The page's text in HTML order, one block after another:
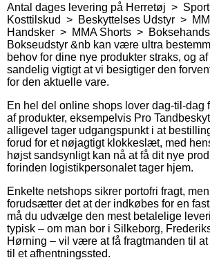
Antal dages levering på Herretøj >
Kosttilskud > Beskyttelses Udstyr >
Handsker > MMA Shorts >
Bokseudstyr &nb kan være ultra
behov for dine nye produkter straks, og
sandelig vigtigt at vi besigtiger den
for den aktuelle vare.
En hel del online shops lover dag-til-dag
af produkter, eksempelvis Pro
alligevel tager udgangspunkt i at
forud for et nøjagtigt klokkeslæt, med
højst sandsynligt kan nå at få dit nye
forinden logistikpersonalet tager hjem.
Enkelte netshops sikrer portofri fragt,
forudsætter det at der indkøbes for en
må du udvælge den mest betalelige
typisk – om man bor i Silkeborg,
Hørning – vil være at få fragtmanden til
til et afhentningssted.